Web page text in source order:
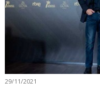
29/11/2021